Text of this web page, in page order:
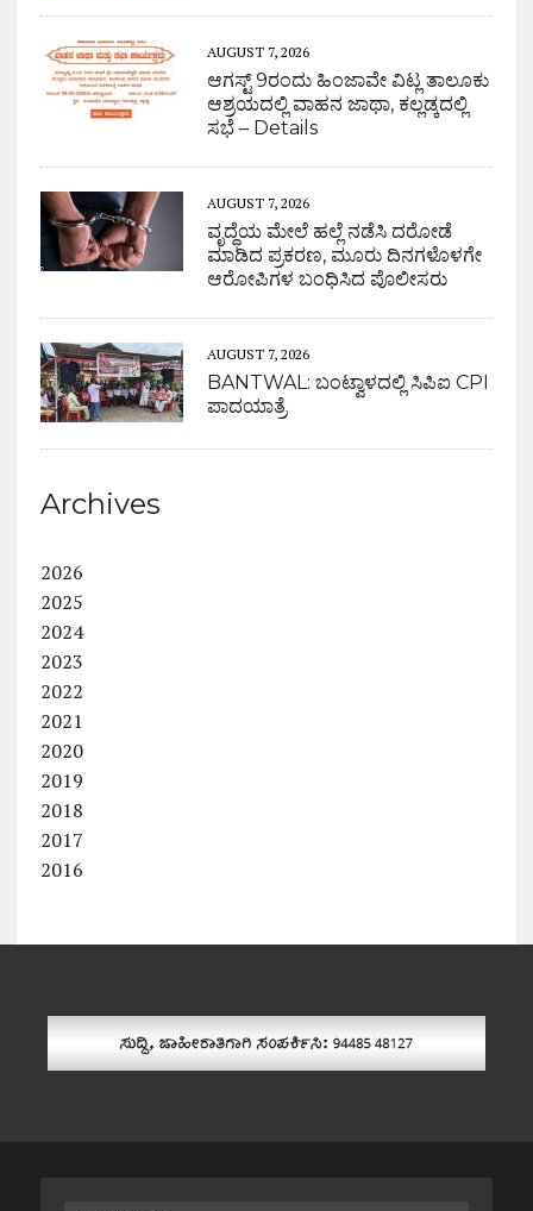
AUGUST 7, 2026
ಆಗಸ್ಟ್ 9ರಂದು ಹಿಂಜಾವೇ ವಿಟ್ಲ ತಾಲೂಕು
ಆಶ್ರಯದಲ್ಲಿ ವಾಹನ ಜಾಥಾ, ಕಲ್ಲಡ್ಕದಲ್ಲಿ
ಸಭೆ – Details
AUGUST 7, 2026
ವೃದ್ಧೆಯ ಮೇಲೆ ಹಲ್ಲೆ ನಡೆಸಿ ದರೋಡೆ
ಮಾಡಿದ ಪ್ರಕರಣ, ಮೂರು ದಿನಗಳೊಳಗೇ
ಆರೋಪಿಗಳ ಬಂಧಿಸಿದ ಪೊಲೀಸರು
AUGUST 7, 2026
BANTWAL: ಬಂಟ್ವಾಳದಲ್ಲಿ ಸಿಪಿಐ CPI
ಪಾದಯಾತ್ರೆ
Archives
2026
2025
2024
2023
2022
2021
2020
2019
2018
2017
2016